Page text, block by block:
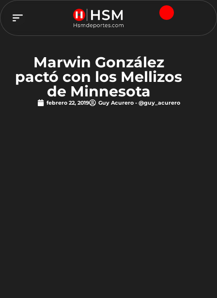
Marwin González
pactó con los Mellizos
de Minnesota
febrero 22, 2019 Guy Acurero - @guy_acurero